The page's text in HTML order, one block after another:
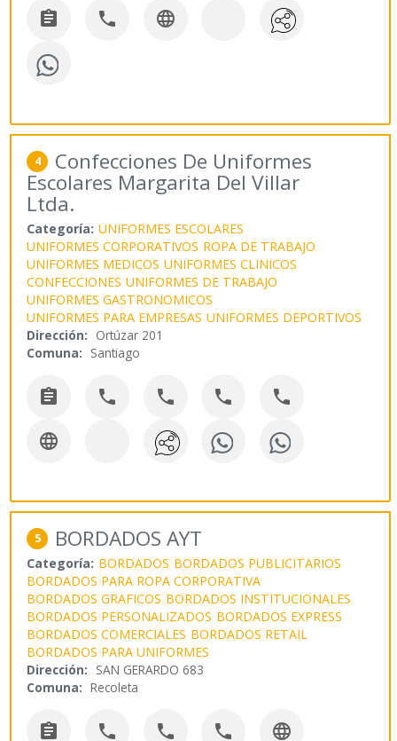
  
4 Confecciones De Uniformes
Escolares Margarita Del Villar
Ltda.
Categoría: UNIFORMES ESCOLARES
UNIFORMES CORPORATIVOS ROPA DE TRABAJO
UNIFORMES MEDICOS UNIFORMES CLINICOS
CONFECCIONES UNIFORMES DE TRABAJO
UNIFORMES GASTRONOMICOS
UNIFORMES PARA EMPRESAS UNIFORMES DEPORTIVOS
Dirección: Ortúzar 201
Comuna: Santiago
    

5 BORDADOS AYT
Categoría: BORDADOS BORDADOS PUBLICITARIOS
BORDADOS PARA ROPA CORPORATIVA
BORDADOS GRAFICOS BORDADOS INSTITUCIONALES
BORDADOS PERSONALIZADOS BORDADOS EXPRESS
BORDADOS COMERCIALES BORDADOS RETAIL
BORDADOS PARA UNIFORMES
Dirección: SAN GERARDO 683
Comuna: Recoleta
    